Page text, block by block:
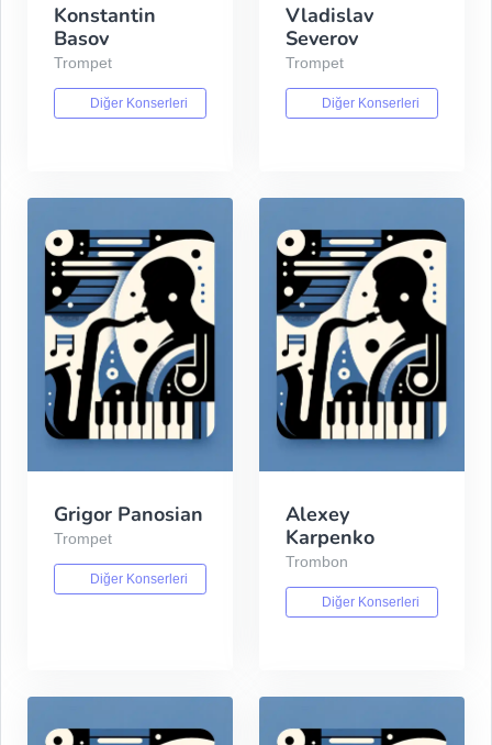
Konstantin
Basov
Trompet
Diğer Konserleri
Vladislav
Severov
Trompet
Diğer Konserleri
Grigor Panosian
Trompet
Diğer Konserleri
Alexey
Karpenko
Trombon
Diğer Konserleri